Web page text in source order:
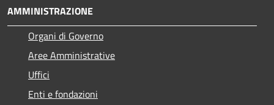
AMMINISTRAZIONE
Organi di Governo
Aree Amministrative
Uffici
Enti e fondazioni